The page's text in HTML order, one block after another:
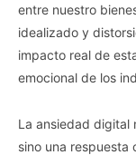
entre nuestro
idealizado y
impacto real de
emocional de los
La ansiedad digital
sino una respuesta